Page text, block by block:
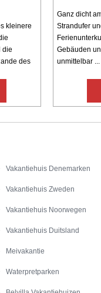
kleinere
die
des
Ganz dicht
Strandufer
Gebäuden
unmittelbar ...
Vakantiehuis Denemarken
Vakantiehuis Zweden
Vakantiehuis Noorwegen
Vakantiehuis Duitsland
Meivakantie
Waterpretparken